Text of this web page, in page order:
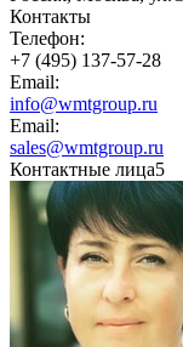
Контакты
Телефон:
+7 (495) 137-57-28
Email:
info@wmtgroup.ru
Email:
sales@wmtgroup.ru
Контактные лица5